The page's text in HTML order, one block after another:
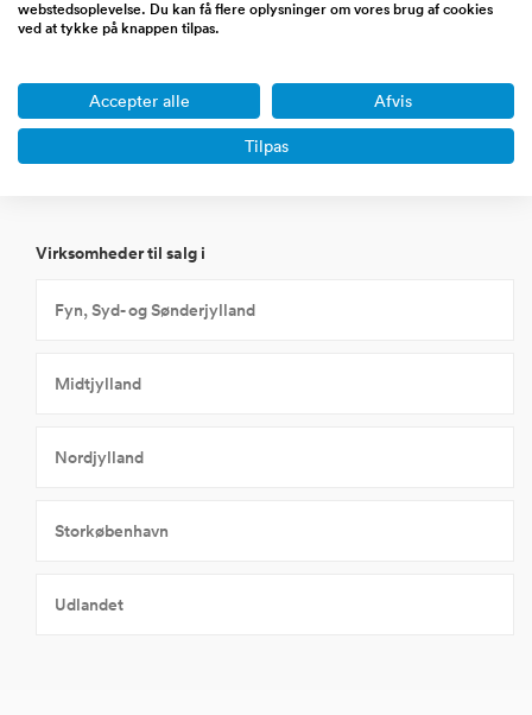
Øvrige energi og cleantech
Virksomheder til salg i
Fyn, Syd- og Sønderjylland
Midtjylland
Nordjylland
Storkøbenhavn
Udlandet
webstedsoplevelse. Du kan få flere oplysninger om vores brug af cookies
ved at tykke på knappen tilpas.
Accepter alle Afvis
Tilpas